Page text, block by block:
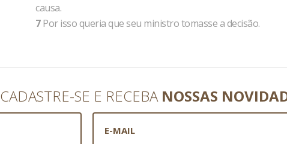
causa.
7Por isso queria que seu ministro tomasse a decisão.
CADASTRE-SE E RECEBA NOSSAS